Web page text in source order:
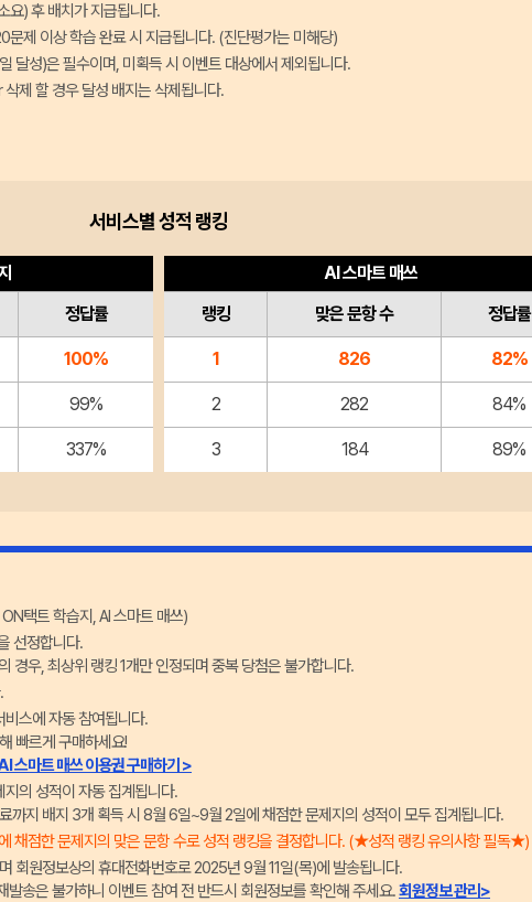
요) 후 배치가 지급됩니다.
제 이상 학습 완료 시 지급됩니다. (진단평가는 미해당)
달성)은 필수이며, 미획득 시 이벤트 대상에서 제외됩니다.
제 할 경우 달성 배지는 삭제됩니다.
서비스별 성적 랭킹
정답률
100%
99%
337%
AI 스마트 매쓰
랭킹
맞은 문항 수 정답률
1 826 82%
2 282 84%
3 184 89%
택트 학습지, AI 스마트 매쓰)
선정합니다.
경우, 최상위 랭킹 1개만 인정되며 중복 당첨은 불가합니다.
스에 자동 참여됩니다.
빠르게 구매하세요!
스마트 매쓰 이용권 구매하기 >
의 성적이 자동 집계됩니다.
까지 배지 3개 획득 시 8월 6일~9월 2일에 채점한 문제지의 성적이 모두 집계됩니다.
채점한 문제지의 맞은 문항 수로 성적 랭킹을 결정합니다. (★성적 랭킹 유의사항 필독★)
회원정보상의 휴대전화번호로 2025년 9월 11일(목)에 발송됩니다.
발송은 불가하니 이벤트 참여 전 반드시 회원정보를 확인해 주세요.회원정보 관리>